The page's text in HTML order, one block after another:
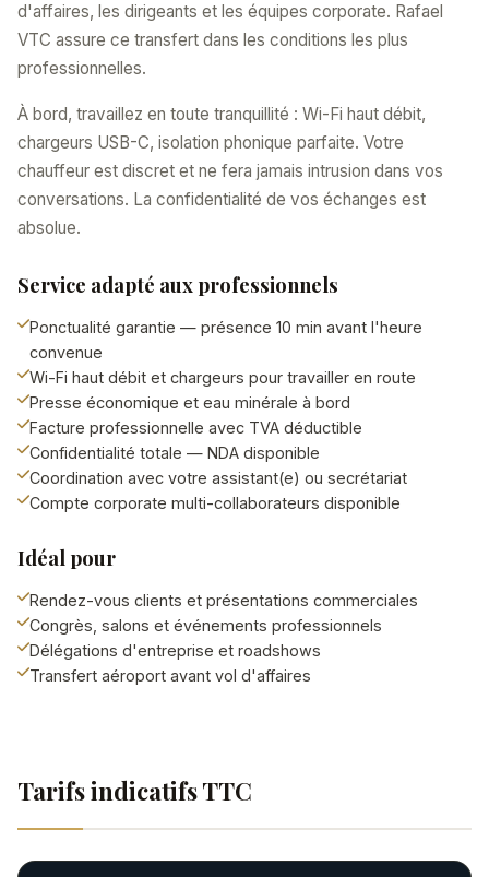
d'affaires, les dirigeants et les équipes corporate. Rafael
VTC assure ce transfert dans les conditions les plus
professionnelles.
À bord, travaillez en toute tranquillité : Wi-Fi haut débit,
chargeurs USB-C, isolation phonique parfaite. Votre
chauffeur est discret et ne fera jamais intrusion dans vos
conversations. La confidentialité de vos échanges est
absolue.
Service adapté aux professionnels
Ponctualité garantie — présence 10 min avant l'heure
convenue
Wi-Fi haut débit et chargeurs pour travailler en route
Presse économique et eau minérale à bord
Facture professionnelle avec TVA déductible
Confidentialité totale — NDA disponible
Coordination avec votre assistant(e) ou secrétariat
Compte corporate multi-collaborateurs disponible
Idéal pour
Rendez-vous clients et présentations commerciales
Congrès, salons et événements professionnels
Délégations d'entreprise et roadshows
Transfert aéroport avant vol d'affaires
Tarifs indicatifs TTC